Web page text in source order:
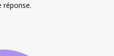
réponse.